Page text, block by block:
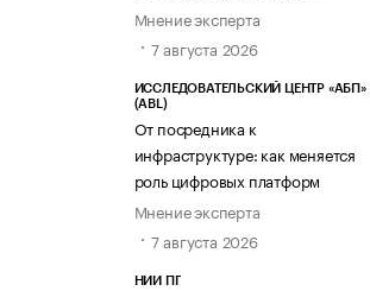
Мнение эксперта
7 августа 2026
ИССЛЕДОВАТЕЛЬСКИЙ ЦЕНТР «АБП»
(ABL)
От посредника к
инфраструктуре: как меняется
роль цифровых платформ
Мнение эксперта
7 августа 2026
НИИ ПГ